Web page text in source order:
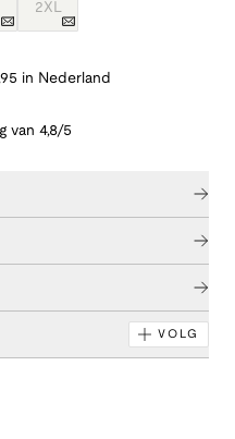
2XL
in Nederland
van 4,8/5
VOLG